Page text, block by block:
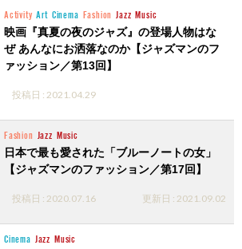
Activity Art Cinema Fashion Jazz Music
映画『真夏の夜のジャズ』の登場人物はな
ぜ あんなにお洒落なのか【ジャズマンのフ
ァッション／第13回】
投稿日 : 2021.04.29
Fashion Jazz Music
日本で最も愛された「ブルーノートの女」
【ジャズマンのファッション／第17回】
投稿日 : 2020.07.16 更新日 : 2021.09.02
Cinema Jazz Music